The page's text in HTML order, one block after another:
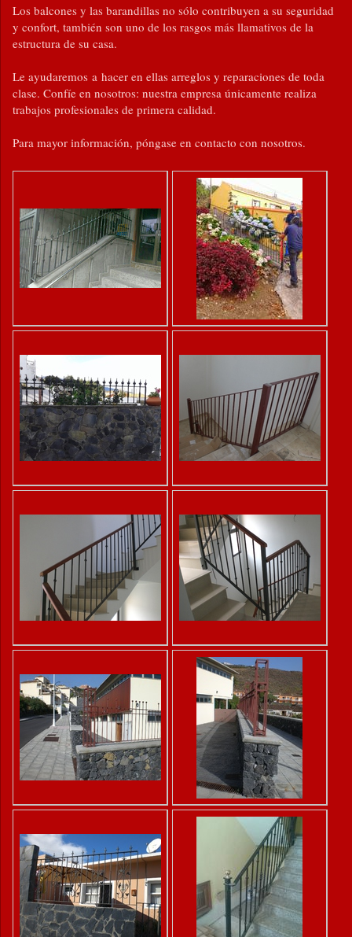
Los balcones y las barandillas no sólo contribuyen a su seguridad
y confort, también son uno de los rasgos más llamativos de la
estructura de su casa.
Le ayudaremos a hacer en ellas arreglos y reparaciones de toda
clase. Confíe en nosotros: nuestra empresa únicamente realiza
trabajos profesionales de primera calidad.
Para mayor información, póngase en contacto con nosotros.